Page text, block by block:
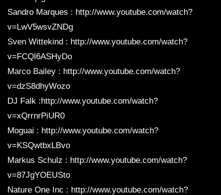
Sandro Marques : http://www.youtube.com/watch?
v=LwV5wsvZNDg
Sven Wittekind : http://www.youtube.com/watch?
v=FCQl6ASHyDo
Marco Bailey : http://www.youtube.com/watch?
v=dzS8dhyWozo
DJ Falk :http://www.youtube.com/watch?
v=xQrrnrPiUR0
Moguai : http://www.youtube.com/watch?
v=KSQwtbxLBvo
Markus Schulz : http://www.youtube.com/watch?
v=87JgYOEUSto
Nature One Inc : http://www.youtube.com/watch?